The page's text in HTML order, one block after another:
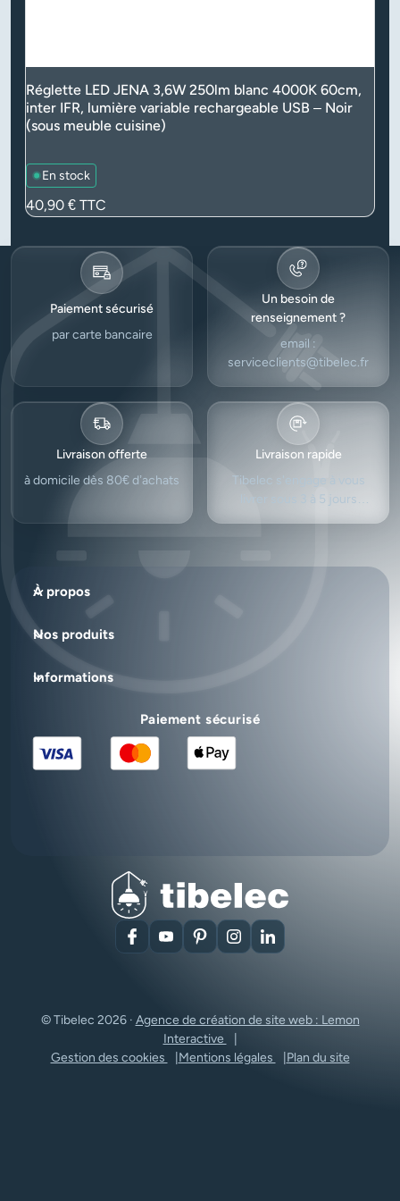
Réglette LED JENA 3,6W 250lm blanc 4000K 60cm,
inter IFR, lumière variable rechargeable USB – Noir
(sous meuble cuisine)
En stock
Prix
40,90 € TTC
Paiement sécurisé
par carte bancaire
Un besoin de
renseignement ?
email :
serviceclients@tibelec.fr
Livraison offerte
à domicile dès 80€ d’achats
Livraison rapide
Tibelec s'engage à vous
livrer sous 3 à 5 jours
À propos
Nos produits
Informations
Paiement sécurisé
FacebookYouTubePinterestInstagramLinkedIn
© Tibelec 2026 · Agence de création de site web : Lemon
Interactive
Gestion des cookies
Mentions légales Plan du site